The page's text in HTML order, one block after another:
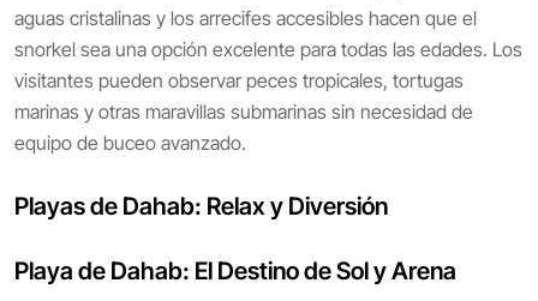
aguas cristalinas y los arrecifes accesibles hacen que el
snorkel sea una opción excelente para todas las edades. Los
visitantes pueden observar peces tropicales, tortugas
marinas y otras maravillas submarinas sin necesidad de
equipo de buceo avanzado.
Playas de Dahab: Relax y Diversión
Playa de Dahab: El Destino de Sol y Arena